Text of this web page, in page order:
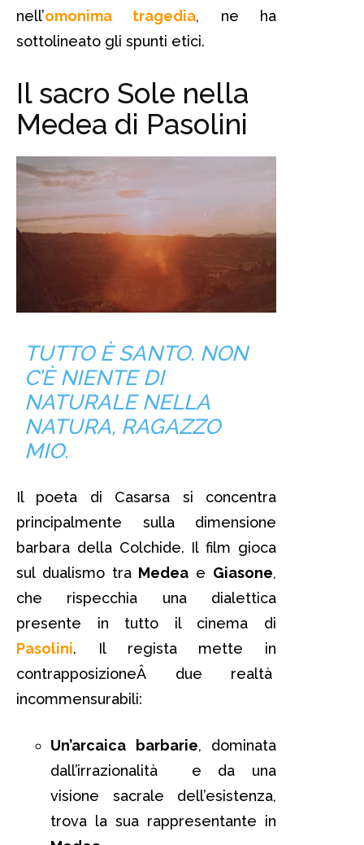
nell’omonima tragedia, ne ha
sottolineato gli spunti etici.
Il sacro Sole nella
Medea di Pasolini
TUTTO È SANTO. NON
C’È NIENTE DI
NATURALE NELLA
NATURA, RAGAZZO
MIO.
Il poeta di Casarsa si concentra
principalmente sulla dimensione
barbara della Colchide. Il film gioca
sul dualismo tra Medea e Giasone,
che rispecchia una dialettica
presente in tutto il cinema di
Pasolini. Il regista mette in
contrapposizioneÂ due realtà
incommensurabili:
Un’arcaica barbarie, dominata
dall’irrazionalità e da una
visione sacrale dell’esistenza,
trova la sua rappresentante in